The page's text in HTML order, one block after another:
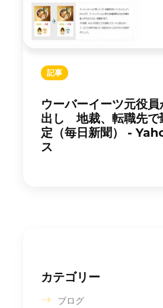
記事
ウーバーイーツ元役
出し 地裁、転職先で
定（毎日新聞） -
ス
カテゴリー
ブログ